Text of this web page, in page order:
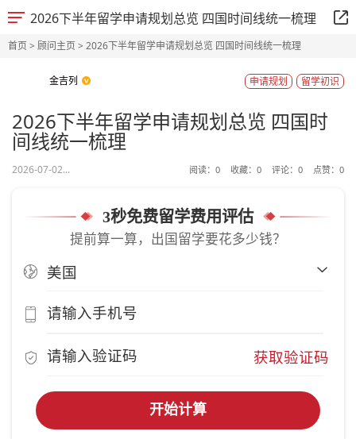
2026下半年留学申请规划总览 四国时间线统一梳理
首页> 顾问主页> 2026下半年留学申请规划总览 四国时间线统一梳理
金吉列 留学初识
申请规划
2026下半年留学申请规划总览 四国时
间线统一梳理
2026-07-02... 阅读： 0 收藏： 0 评论： 0 点赞： 0
3秒免费留学费用评估
提前算一算，出国留学要花多少钱？
获取验证码
开始计算